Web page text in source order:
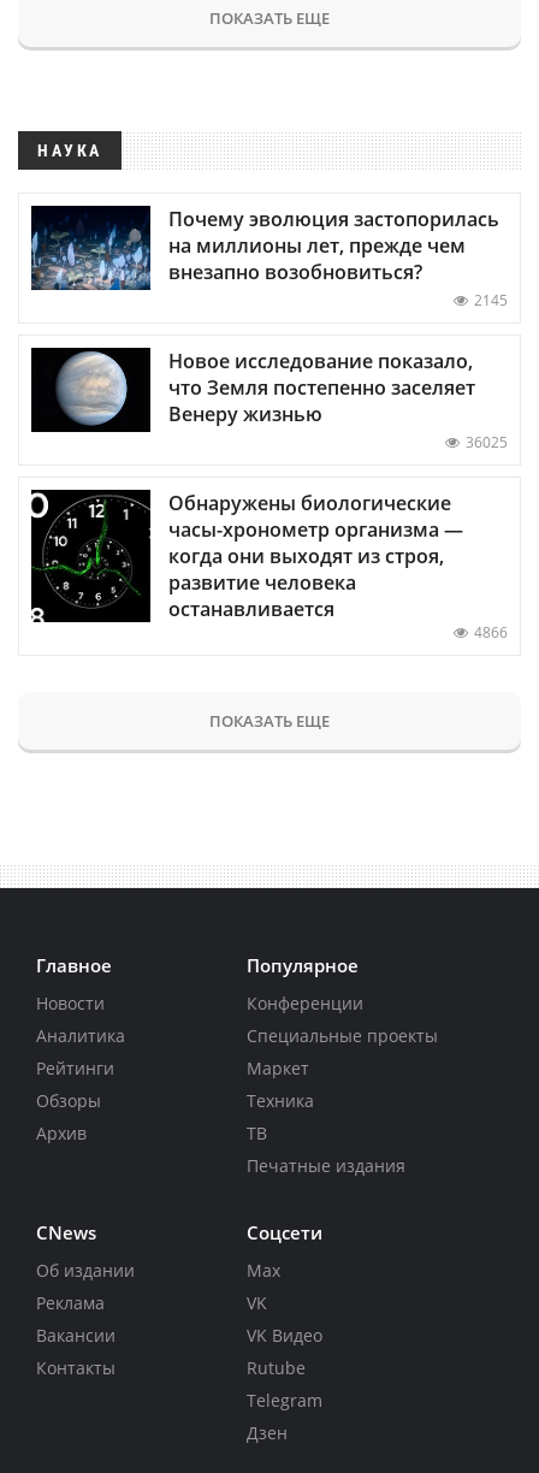
ПОКАЗАТЬ ЕЩЕ
НАУКА
Почему эволюция застопорилась
на миллионы лет, прежде чем
внезапно возобновиться?
2145
Новое исследование показало,
что Земля постепенно заселяет
Венеру жизнью
36025
Обнаружены биологические
часы-хронометр организма —
когда они выходят из строя,
развитие человека
останавливается
4866
ПОКАЗАТЬ ЕЩЕ
Главное
Новости
Аналитика
Рейтинги
Обзоры
Архив
Популярное
Конференции
Специальные проекты
Маркет
Техника
ТВ
Печатные издания
CNews
Об издании
Реклама
Вакансии
Контакты
Соцсети
Max
VK
VK Видео
Rutube
Telegram
Дзен